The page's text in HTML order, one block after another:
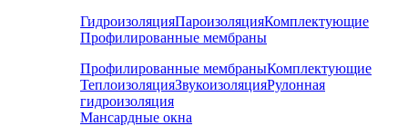
ГидроизоляцияПароизоляцияКомплектующие
Профилированные мембраны
Профилированные мембраныКомплектующие
ТеплоизоляцияЗвукоизоляцияРулонная
гидроизоляция
Мансардные окна